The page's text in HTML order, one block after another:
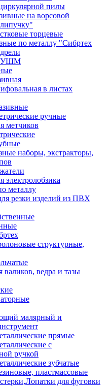
пилы
на ворсовой
торцевые
по металлу "Сибртех
УШМ
в листах
ручные
метчиков
наборы, экстракторы,
электролобзика
металлу
резки изделий из ПВХ
структурные,
ведра и тазы
малярный и
прямые
с
ручкой
зубчатые
пластмассовые
для фуговки